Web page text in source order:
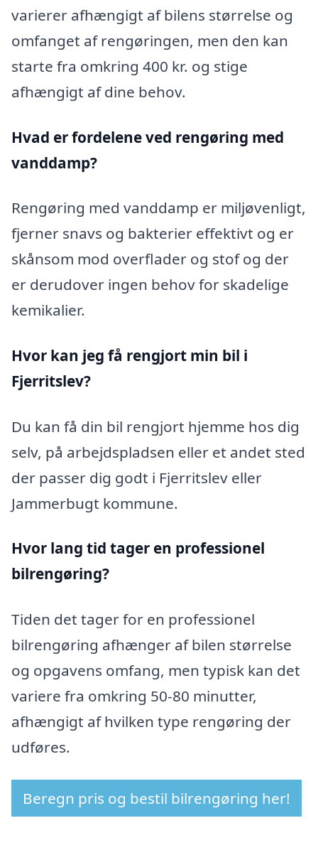
varierer afhængigt af bilens størrelse og
omfanget af rengøringen, men den kan
starte fra omkring 400 kr. og stige
afhængigt af dine behov.
Hvad er fordelene ved rengøring med
vanddamp?
Rengøring med vanddamp er miljøvenligt,
fjerner snavs og bakterier effektivt og er
skånsom mod overflader og stof og der
er derudover ingen behov for skadelige
kemikalier.
Hvor kan jeg få rengjort min bil i
Fjerritslev?
Du kan få din bil rengjort hjemme hos dig
selv, på arbejdspladsen eller et andet sted
der passer dig godt i Fjerritslev eller
Jammerbugt kommune.
Hvor lang tid tager en professionel
bilrengøring?
Tiden det tager for en professionel
bilrengøring afhænger af bilen størrelse
og opgavens omfang, men typisk kan det
variere fra omkring 50-80 minutter,
afhængigt af hvilken type rengøring der
udføres.
Beregn pris og bestil bilrengøring her!